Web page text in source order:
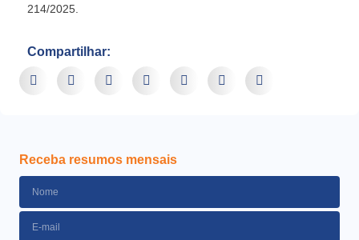
214/2025.
Compartilhar:
Receba resumos mensais